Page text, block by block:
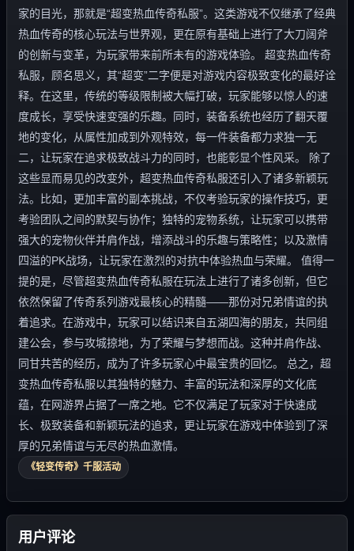
家的目光，那就是“超变热血传奇私服”。这类游戏不仅继承了经典
热血传奇的核心玩法与世界观，更在原有基础上进行了大刀阔斧
的创新与变革，为玩家带来前所未有的游戏体验。 超变热血传奇
私服，顾名思义，其“超变”二字便是对游戏内容极致变化的最好诠
释。在这里，传统的等级限制被大幅打破，玩家能够以惊人的速
度成长，享受快速变强的乐趣。同时，装备系统也经历了翻天覆
地的变化，从属性加成到外观特效，每一件装备都力求独一无
二，让玩家在追求极致战斗力的同时，也能彰显个性风采。 除了
这些显而易见的改变外，超变热血传奇私服还引入了诸多新颖玩
法。比如，更加丰富的副本挑战，不仅考验玩家的操作技巧，更
考验团队之间的默契与协作；独特的宠物系统，让玩家可以携带
强大的宠物伙伴并肩作战，增添战斗的乐趣与策略性；以及激情
四溢的PK战场，让玩家在激烈的对抗中体验热血与荣耀。 值得一
提的是，尽管超变热血传奇私服在玩法上进行了诸多创新，但它
依然保留了传奇系列游戏最核心的精髓——那份对兄弟情谊的执
着追求。在游戏中，玩家可以结识来自五湖四海的朋友，共同组
建公会，参与攻城掠地，为了荣耀与梦想而战。这种并肩作战、
同甘共苦的经历，成为了许多玩家心中最宝贵的回忆。 总之，超
变热血传奇私服以其独特的魅力、丰富的玩法和深厚的文化底
蕴，在网游界占据了一席之地。它不仅满足了玩家对于快速成
长、极致装备和新颖玩法的追求，更让玩家在游戏中体验到了深
厚的兄弟情谊与无尽的热血激情。
《轻变传奇》千服活动
用户评论